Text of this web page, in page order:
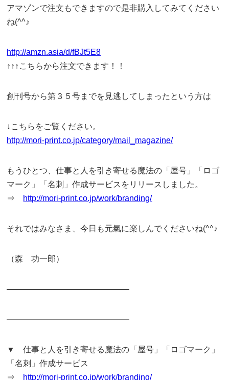
アマゾンで注文もできますので是非購入してみてください
ね(^^♪
http://amzn.asia/d/fBJt5E8
↑↑↑こちらから注文できます！！
創刊号から第３５号までを見逃してしまったという方は
↓こちらをご覧ください。
http://mori-print.co.jp/category/mail_magazine/
もうひとつ、仕事と人を引き寄せる魔法の「屋号」「ロゴ
マーク」「名刺」作成サービスをリリースしました。
⇒ http://mori-print.co.jp/work/branding/
それではみなさま、今日も元氣に楽しんでくださいね(^^♪
（森 功一郎）
———————————————
———————————————
▼ 仕事と人を引き寄せる魔法の「屋号」「ロゴマーク」
「名刺」作成サービス
⇒ http://mori-print.co.jp/work/branding/